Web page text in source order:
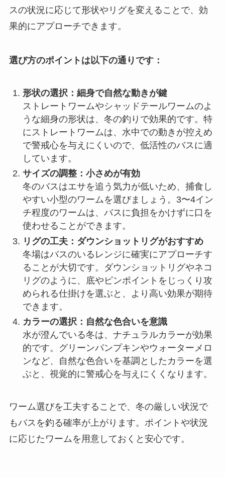
スの状況に応じて形状やリグを変えることで、効
果的にアプローチできます。
選び方のポイントは以下の通りです：
形状の選択：細身で自然な動きが鍵
ストレートワームやシャッドテールワームのよ
うな細身の形状は、冬の釣りで効果的です。特
にストレートワームは、水中での動きが控えめ
で警戒心を与えにくいので、低活性のバスに適
しています。
サイズの調整：小さめが有効
冬のバスはエサを追う気力が低いため、捕食し
やすい小型のワームを選びましょう。3〜4イン
チ程度のワームは、バスに負担をかけずに口を
使わせることができます。
リグの工夫：ダウンショットリグがおすすめ
冬場はバスのいるレンジに確実にアプローチす
ることが大切です。ダウンショットリグやネコ
リグのように、底やピンポイントをじっくり攻
められる仕掛けを選ぶと、より高い効果が期待
できます。
カラーの選択：自然な色合いを意識
水が澄んでいる冬は、ナチュラルカラーが効果
的です。グリーンパンプキンやウォーターメロ
ンなど、自然な色合いを基調としたカラーを選
ぶと、視覚的に警戒心を与えにくくなります。
ワーム選びを工夫することで、冬の厳しい状況で
もバスを釣る確率が上がります。ポイントや状況
に応じたワームを用意しておくと安心です。